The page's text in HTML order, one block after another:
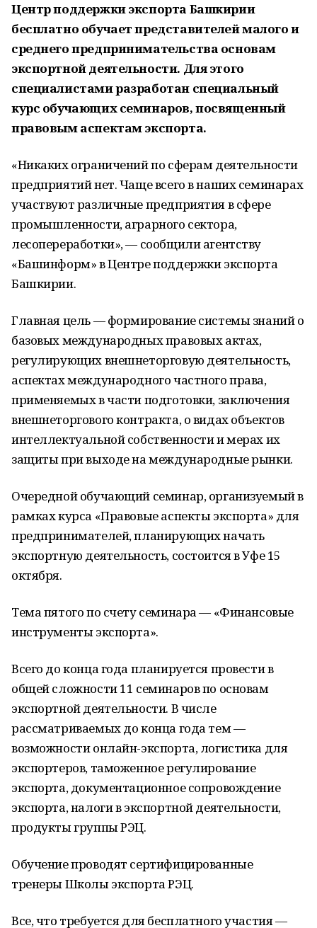
Центр поддержки экспорта Башкирии
бесплатно обучает представителей малого и
среднего предпринимательства основам
экспортной деятельности. Для этого
специалистами разработан специальный
курс обучающих семинаров, посвященный
правовым аспектам экспорта.
«Никаких ограничений по сферам деятельности
предприятий нет. Чаще всего в наших семинарах
участвуют различные предприятия в сфере
промышленности, аграрного сектора,
лесопереработки», — сообщили агентству
«Башинформ» в Центре поддержки экспорта
Башкирии.
Главная цель — формирование системы знаний о
базовых международных правовых актах,
регулирующих внешнеторговую деятельность,
аспектах международного частного права,
применяемых в части подготовки, заключения
внешнеторгового контракта, о видах объектов
интеллектуальной собственности и мерах их
защиты при выходе на международные рынки.
Очередной обучающий семинар, организуемый в
рамках курса «Правовые аспекты экспорта» для
предпринимателей, планирующих начать
экспортную деятельность, состоится в Уфе 15
октября.
Тема пятого по счету семинара — «Финансовые
инструменты экспорта».
Всего до конца года планируется провести в
общей сложности 11 семинаров по основам
экспортной деятельности. В числе
рассматриваемых до конца года тем —
возможности онлайн-экспорта, логистика для
экспортеров, таможенное регулирование
экспорта, документационное сопровождение
экспорта, налоги в экспортной деятельности,
продукты группы РЭЦ.
Обучение проводят сертифицированные
тренеры Школы экспорта РЭЦ.
Все, что требуется для бесплатного участия —